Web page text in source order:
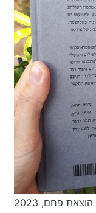
הוצאת פחם, 2023